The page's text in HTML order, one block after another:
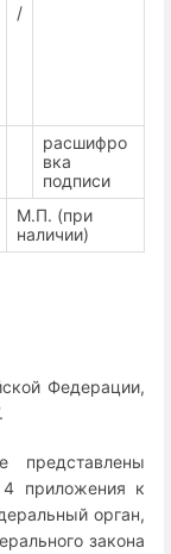
/
расшифро
вка
подписи
М.П. (при
наличии)
Федерации,
приложения к
орган,
закона